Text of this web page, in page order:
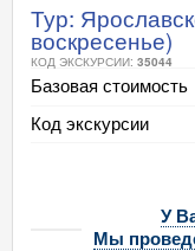
Тур:
воскресенье)
КОД ЭКСКУРСИИ: 35044
Базовая стоимость
Код экскурсии
У
Мы